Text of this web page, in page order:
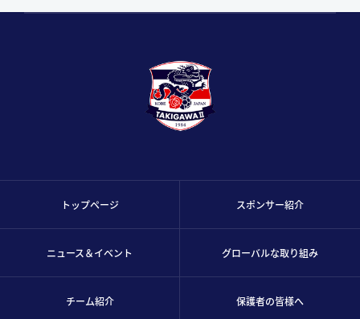
トップページ
ニュース＆イベント
チーム紹介
スポンサー紹介
グローバルな取り組み
保護者の皆様へ